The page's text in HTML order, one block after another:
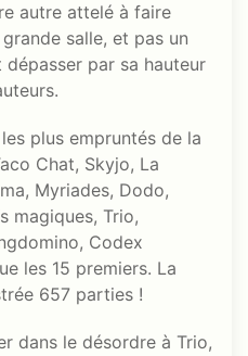
autre attelé à faire
salle, et pas un
par sa hauteur
plus empruntés de la
Chat, Skyjo, La
Myriades, Dodo,
magiques, Trio,
Codex
les 15 premiers. La
657 parties !
dans le désordre à Trio,